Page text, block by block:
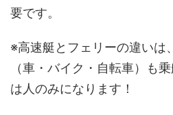
要です。
※高速艇とフェリーの違いは
（車・バイク・自転車）も
は人のみになります！